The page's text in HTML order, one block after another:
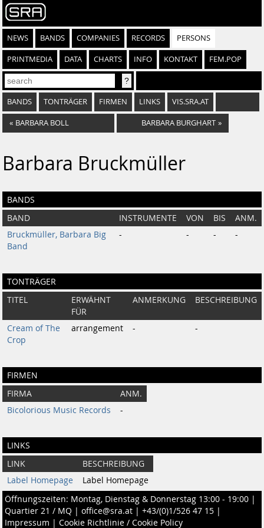
NEWS BANDS COMPANIES RECORDS PERSONS
PRINTMEDIA DATA CHARTS INFO KONTAKT FEM.POP
BANDS TONTRÄGER FIRMEN LINKS VIS.SRA.AT
« BARBARA BOLL BARBARA BURGHART »
Barbara Bruckmüller
BANDS
BAND INSTRUMENTE VON BIS
ANM.
Bruckmüller, Barbara Big
Band
- - - -
TONTRÄGER
TITEL
ERWÄHNT
FÜR
ANMERKUNG BESCHREIBUNG
Cream of The
Crop
arrangement - -
FIRMEN
FIRMA
ANM.
Bicolorious Music Records
-
LINKS
LINK
BESCHREIBUNG
Label Homepage
Label Homepage
Öffnungszeiten: Montag, Dienstag & Donnerstag 13:00 - 19:00 |
Quartier 21 / MQ | office@sra.at | +43/(0)1/526 47 15 |
Impressum | Cookie Richtlinie / Cookie Policy